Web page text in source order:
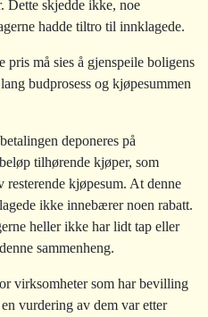
Dette skjedde ikke, noe
hadde tiltro til innklagede.
pris må sies å gjenspeile boligens
budprosess og kjøpesummen
deponeres på
tilhørende kjøper, som
kjøpesum. At denne
ikke innebærer noen rabatt.
heller ikke har lidt tap eller
sammenheng.
virksomheter som har bevilling
vurdering av dem var etter